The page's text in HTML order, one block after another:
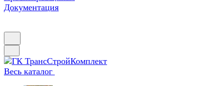
Документация
Весь каталог